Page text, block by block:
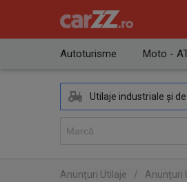
Autoturisme Moto -
Anunţuri Utilaje / Anunţuri